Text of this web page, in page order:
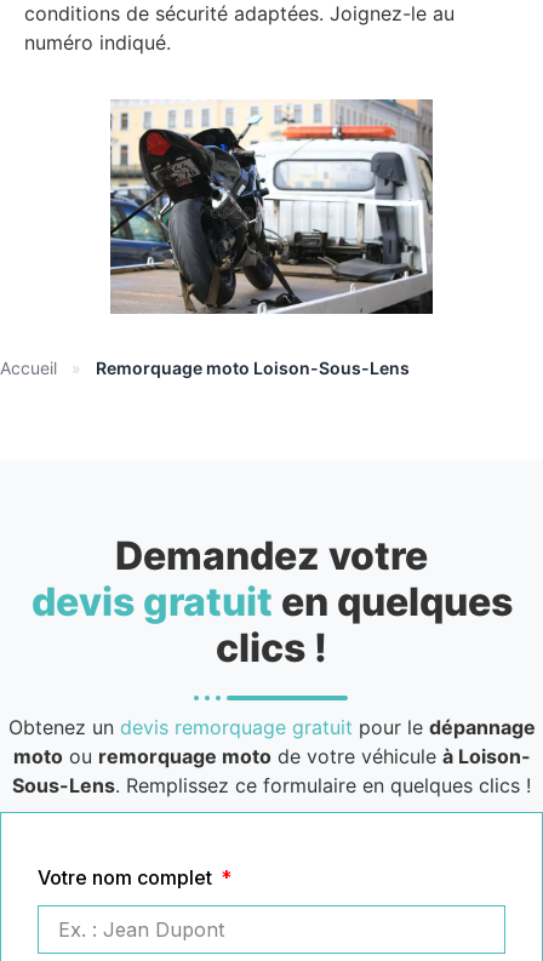
conditions de sécurité adaptées. Joignez-le au
numéro indiqué.
Accueil » Remorquage moto Loison-Sous-Lens
Demandez votre
devis gratuit en quelques
clics !
Obtenez un devis remorquage gratuit pour le dépannage
motoou remorquage motode votre véhicule à Loison-
Sous-Lens. Remplissez ce formulaire en quelques clics !
Votre nom complet